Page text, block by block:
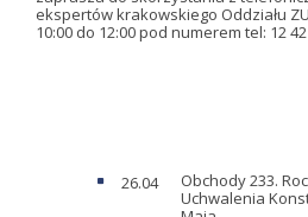
ekspertów krakowskiego Oddziału
10:00 do 12:00 pod numerem tel: 12 42
26.04
Obchody 233.
Uchwalenia